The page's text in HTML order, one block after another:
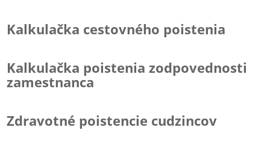
Kalkulačka cestovného poistenia
Kalkulačka poistenia zodpovednosti
zamestnanca
Zdravotné poistencie cudzincov